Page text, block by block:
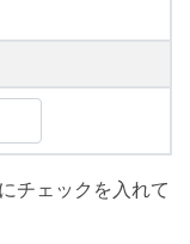
チェックを入れて